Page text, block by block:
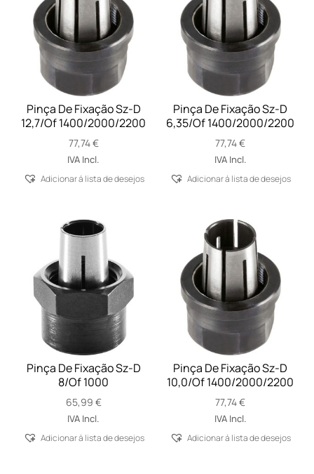
Pinça De Fixação Sz-D
12,7/Of 1400/2000/2200
77,74€
IVA Incl.
Adicionar á lista de desejos
Pinça De Fixação Sz-D
6,35/Of 1400/2000/2200
77,74€
IVA Incl.
Adicionar á lista de desejos
Pinça De Fixação Sz-D
8/Of 1000
65,99 €
IVA Incl.
Adicionar á lista de desejos
Pinça De Fixação Sz-D
10,0/Of 1400/2000/2200
77,74€
IVA Incl.
Adicionar á lista de desejos